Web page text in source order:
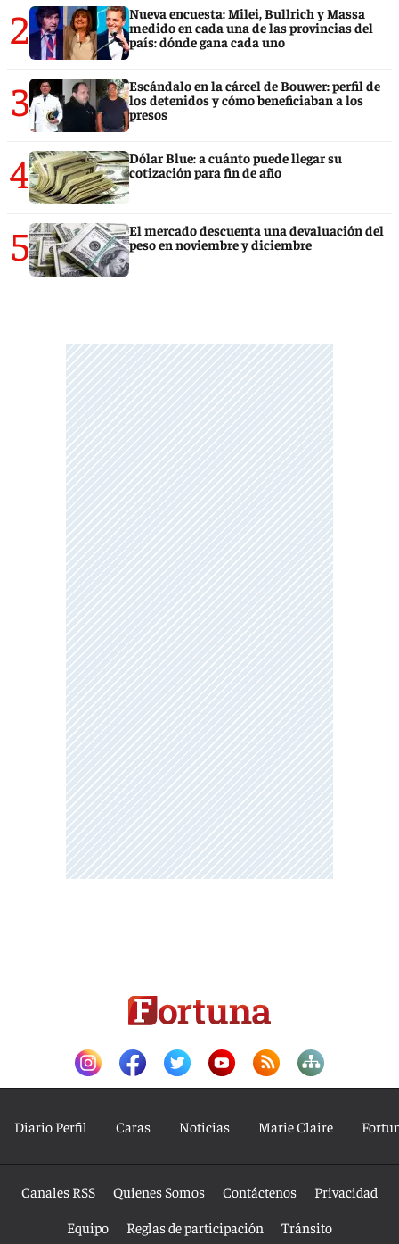
2
Nueva encuesta: Milei, Bullrich y Massa
medido en cada una de las provincias del
país: dónde gana cada uno
3
Escándalo en la cárcel de Bouwer: perfil de
los detenidos y cómo beneficiaban a los
presos
4
Dólar Blue: a cuánto puede llegar su
cotización para fin de año
5
El mercado descuenta una devaluación del
peso en noviembre y diciembre
Diario Perfil Caras Noticias Marie Claire
Canales RSS Quienes Somos Contáctenos
Privacidad
Equipo
Reglas de participación Tránsito